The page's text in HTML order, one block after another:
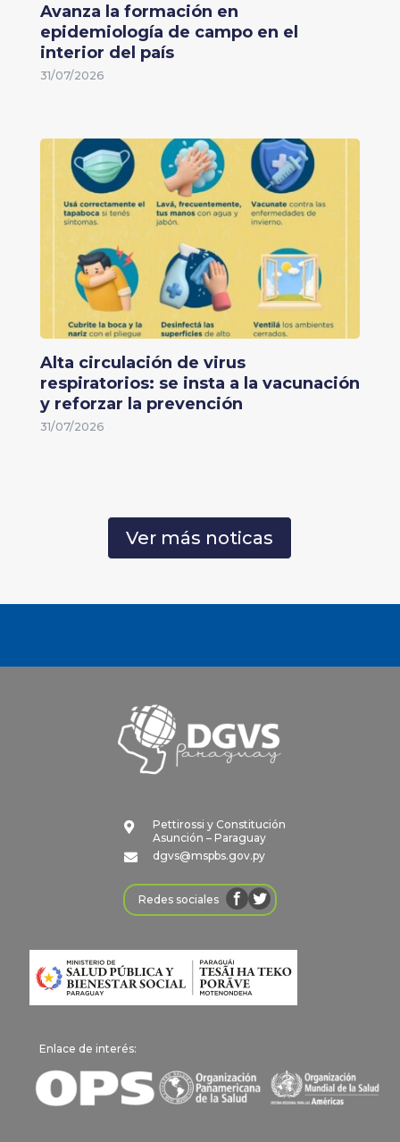
Avanza la formación en
epidemiología de campo en el
interior del país
31/07/2026
Alta circulación de virus
respiratorios: se insta a la vacunación
y reforzar la prevención
31/07/2026
Ver más noticas

Pettirossi y Constitución
Asunción – Paraguay

dgvs@mspbs.gov.py
Redes sociales
Enlace de interés: